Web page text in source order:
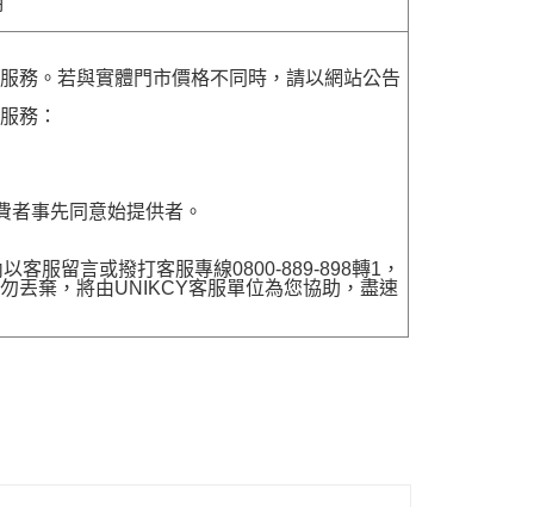
務。若與實體門市價格不同時，請以網站公告
務：
事先同意始提供者。
客服留言或撥打客服專線0800-889-898轉1，
丟棄，將由UNIKCY客服單位為您協助，盡速